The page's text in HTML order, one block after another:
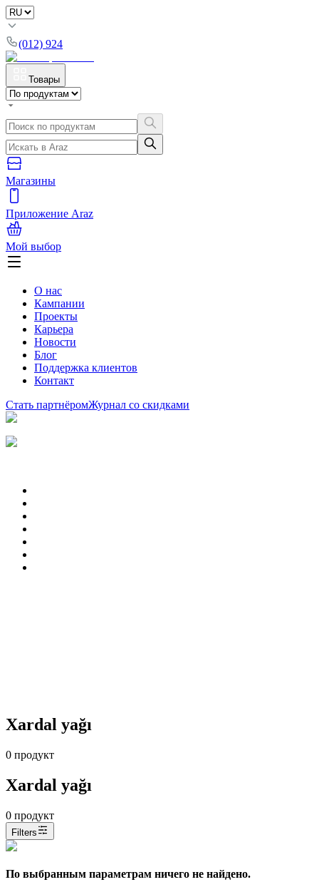
(012) 924
Товары
Магазины
Приложение Araz
Мой выбор
О нас
Кампании
Проекты
Карьера
Новости
Блог
Поддержка клиентов
Контакт
Стать партнёромЖурнал со скидками
Xardal yağı
0 продукт
Xardal yağı
0 продукт
Filters
По выбранным параметрам ничего не найдено.